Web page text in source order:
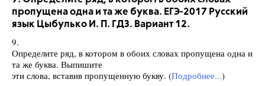
пропущена одна и та же буква. ЕГЭ-2017 Русский
язык Цыбулько И. П. ГДЗ. Вариант 12.
9.
Определите ряд, в котором в обоих словах пропущена одна и
та же буква. Выпишите
эти слова, вставив пропущенную букву. (Подробнее...)